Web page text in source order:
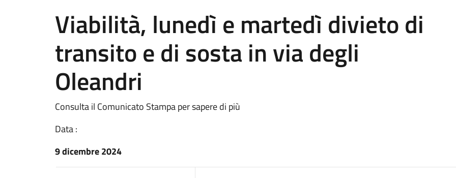
Viabilità, lunedì e martedì divieto di
transito e di sosta in via degli
Oleandri
Consulta il Comunicato Stampa per sapere di più
Data :
9 dicembre 2024